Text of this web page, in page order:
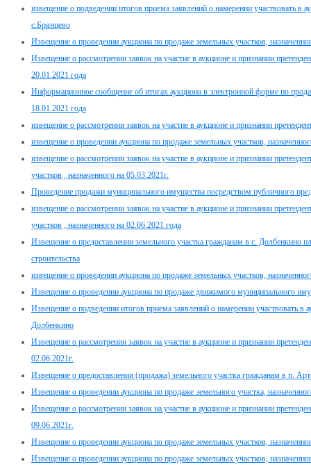
извещение о подведении итогов приема заявлений о намерении участвовать в
с.Брянцево
Извещение о проведении аукциона по продаже земельных участков,
Извещение о рассмотрении заявок на участие в аукционе и признании
20.01.2021 года
Информационное сообщение об итогах аукциона в электронной форме по
18.01.2021 года
извещение о рассмотрении заявок на участие в аукционе и признании
извещение о проведении аукциона по продаже земельных участков,
извещение о рассмотрении заявок на участие в аукционе и признании
участков , назначенного на 05.03.2021г.
Проведение продажи муниципального имущества посредством публичного
извещение о рассмотрении заявок на участие в аукционе и признании
участков , назначенного на 02.06.2021 года
Извещение о предоставлении земельного участка гражданам в с.
строительства
извещение о проведении аукциона по продаже земельных участков,
Извещение о проведении аукциона по продаже движимого муниципального
Извещение о подведении итогов приема заявлений о намерении участвовать в
Долбенкино
Извещение о рассмотрении заявок на участие в аукционе и признании
02.06.2021г.
Извещение о предоставлении (продажа) земельного участка гражданам в п.
Извещение о проведении аукциона по продаже земельного участка,
Извещение о рассмотрении заявок на участие в аукционе и признании
09.06.2021г.
Извещение о проведении аукциона по продаже земельных участков,
Извещение о проведении аукциона по продаже земельных участков,